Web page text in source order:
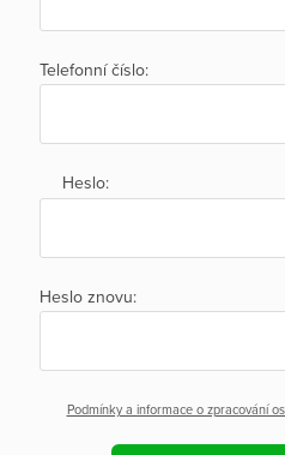
Telefonní číslo:
Heslo:
Heslo znovu:
Podmínky a informace o zpracování